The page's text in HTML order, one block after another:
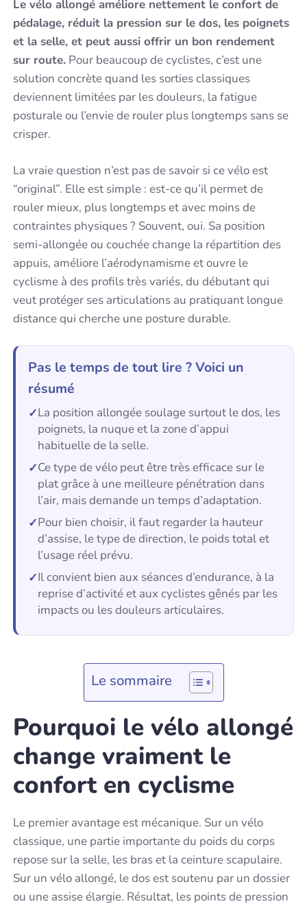
Le vélo allongé améliore nettement le confort de
pédalage, réduit la pression sur le dos, les poignets
et la selle, et peut aussi offrir un bon rendement
sur route. Pour beaucoup de cyclistes, c’est une
solution concrète quand les sorties classiques
deviennent limitées par les douleurs, la fatigue
posturale ou l’envie de rouler plus longtemps sans se
crisper.
La vraie question n’est pas de savoir si ce vélo est
“original”. Elle est simple : est-ce qu’il permet de
rouler mieux, plus longtemps et avec moins de
contraintes physiques ? Souvent, oui. Sa position
semi-allongée ou couchée change la répartition des
appuis, améliore l’aérodynamisme et ouvre le
cyclisme à des profils très variés, du débutant qui
veut protéger ses articulations au pratiquant longue
distance qui cherche une posture durable.
Pas le temps de tout lire ? Voici un
résumé
La position allongée soulage surtout le dos, les
poignets, la nuque et la zone d’appui
habituelle de la selle.
Ce type de vélo peut être très efficace sur le
plat grâce à une meilleure pénétration dans
l’air, mais demande un temps d’adaptation.
Pour bien choisir, il faut regarder la hauteur
d’assise, le type de direction, le poids total et
l’usage réel prévu.
Il convient bien aux séances d’endurance, à la
reprise d’activité et aux cyclistes gênés par les
impacts ou les douleurs articulaires.
Le sommaire
Pourquoi le vélo allongé
change vraiment le
confort en cyclisme
Le premier avantage est mécanique. Sur un vélo
classique, une partie importante du poids du corps
repose sur la selle, les bras et la ceinture scapulaire.
Sur un vélo allongé, le dos est soutenu par un dossier
ou une assise élargie. Résultat, les points de pression